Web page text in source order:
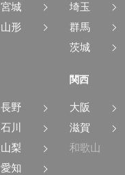
宮城
山形
埼玉
群馬
茨城
長野
石川
山梨
愛知
関西
大阪
滋賀
和歌山